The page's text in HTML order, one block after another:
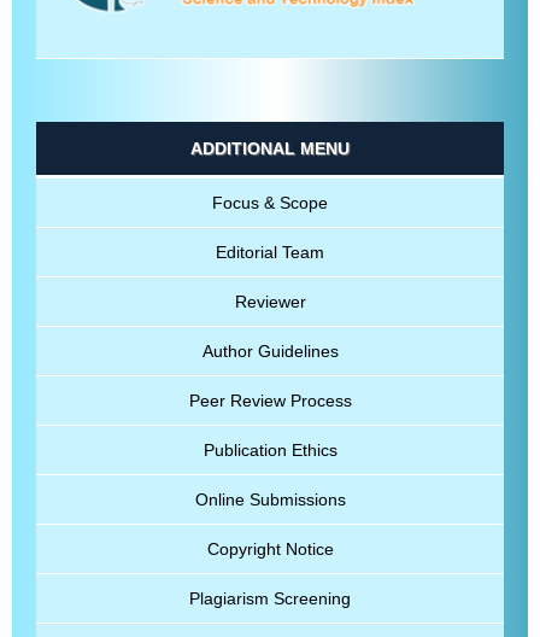
ADDITIONAL MENU
Focus & Scope
Editorial Team
Reviewer
Author Guidelines
Peer Review Process
Publication Ethics
Online Submissions
Copyright Notice
Plagiarism Screening